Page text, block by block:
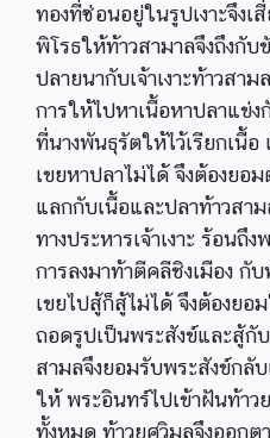
ทองที่ซ่อนอยู่ในรูปเงาะจึงเ
พิโรธให้ท้าวสามาลจึงถึงกั
ปลายนากับเจ้าเงาะท้าวสาม
การให้ไปหาเนื้อหาปลาแข่ง
ที่นางพันธุรัตให้ไว้เรียกเนื้
เขยหาปลาไม่ได้ จึงต้องยอ
แลกกับเนื้อและปลาท้าวสา
ทางประหารเจ้าเงาะ ร้อนถึ
การลงมาท้าตีคลีชิงเมือง กั
เขยไปสู้ก็สู้ไม่ได้ จึงต้องยอม
ถอดรูปเป็นพระสังข์และสู้กั
สามลจึงยอมรับพระสังข์กลั
ให้ พระอินทร์ไปเข้าฝันท้าว
ทั้งหมด ท้าวยศวิมลจึงออกต